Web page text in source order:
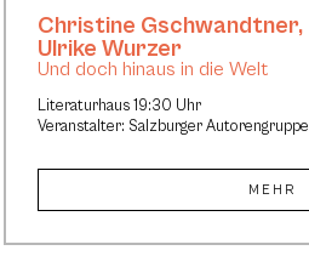
Literaturhaus 19:30 Uhr
Veranstalter: Salzburger Autorengruppe
Christine Gschwandtner,
Ulrike Wurzer
Und doch hinaus in die Welt
MEHR